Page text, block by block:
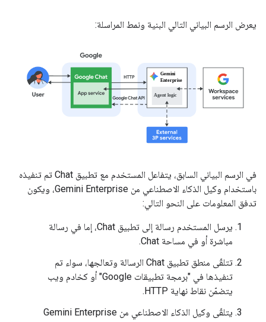
يعرض الرسم البياني التالي البنية ونمط المراسلة:
في الرسم البياني السابق، يتفاعل المستخدم مع تطبيق Chat تم تنفيذه
باستخدام وكيل الذكاء الاصطناعي من Gemini Enterprise، ويكون
تدفق المعلومات على النحو التالي:
يرسل المستخدم رسالة إلى تطبيق Chat، إما في رسالة
مباشرة أو في مساحة Chat.
تتلقّى منطق تطبيق Chat الرسالة وتعالجها، سواء تم
تنفيذها في "برمجة تطبيقات Google" أو كخادم ويب
يتضمّن نقاط نهاية HTTP.
يتلقّى وكيل الذكاء الاصطناعي من Gemini Enterprise